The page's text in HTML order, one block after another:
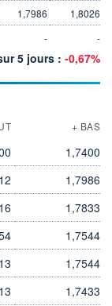
1,7986
1,8026
- -
5 jours : -0,67%
+ BAS
1,7400
1,7986
1,7833
1,7544
1,7544
1,7433